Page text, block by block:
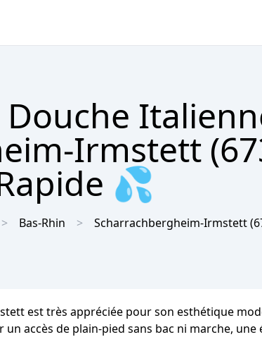
Irmstett
💦
Bas-Rhin Scharrachbergheim-Irmstett
est très appréciée pour son esthétique
accès de plain-pied sans bac ni marche,